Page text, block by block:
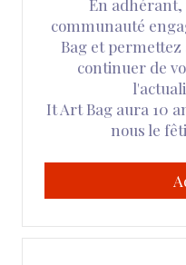
En adhérant,
communauté
Bag et permettez
continuer de
It Art Bag aura 10
nous le